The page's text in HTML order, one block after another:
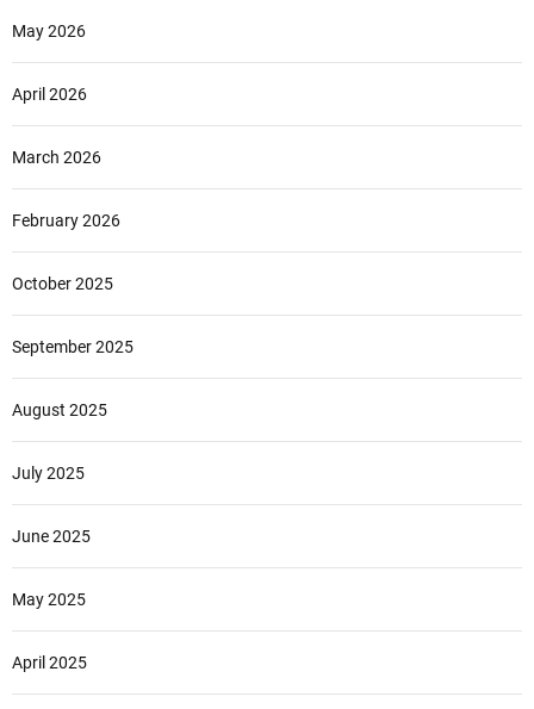
May 2026
April 2026
March 2026
February 2026
October 2025
September 2025
August 2025
July 2025
June 2025
May 2025
April 2025